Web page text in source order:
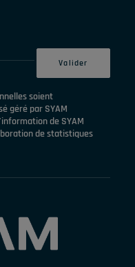
soient
géré par SYAM
de SYAM
de statistiques